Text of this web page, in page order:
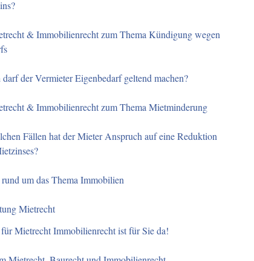
& Immobilienrecht zum Thema Kündigung wegen
darf der Vermieter Eigenbedarf geltend machen?
& Immobilienrecht zum Thema Mietminderung
Fällen hat der Mieter Anspruch auf eine Reduktion
um das Thema Immobilien
Mietrecht
Mietrecht Immobilienrecht ist für Sie da!